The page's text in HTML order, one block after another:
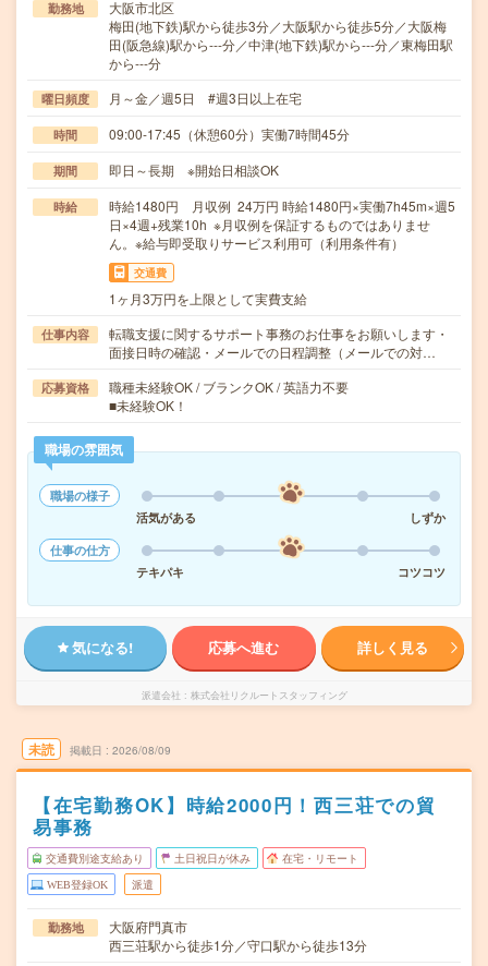
勤務地
大阪市北区
梅田(地下鉄)駅から徒歩3分／大阪駅から徒歩5分／大阪梅
田(阪急線)駅から---分／中津(地下鉄)駅から---分／東梅田駅
から---分
曜日頻度 月～金／週5日 #週3日以上在宅
時間 09:00-17:45（休憩60分）実働7時間45分
期間 即日～長期 ※開始日相談OK
時給
時給1480円 月収例 24万円 時給1480円×実働7h45m×週5
日×4週+残業10h ※月収例を保証するものではありませ
ん。※給与即受取りサービス利用可（利用条件有）
交通費
1ヶ月3万円を上限として実費支給
仕事内容
転職支援に関するサポート事務のお仕事をお願いします・
面接日時の確認・メールでの日程調整（メールでの対…
応募資格
職種未経験OK / ブランクOK / 英語力不要
■未経験OK！
職場の雰囲気
職場の様子
活気がある
しずか
仕事の仕方
テキパキ
コツコツ
気になる! 応募へ進む 詳しく見る
派遣会社 株式会社リクルートスタッフィング
未読 掲載日 2026/08/09
【在宅勤務OK】時給2000円！西三荘での貿
易事務
交通費別途支給あり 土日祝日が休み 在宅・リモート
WEB登録OK 派遣
勤務地
大阪府門真市
西三荘駅から徒歩1分／守口駅から徒歩13分